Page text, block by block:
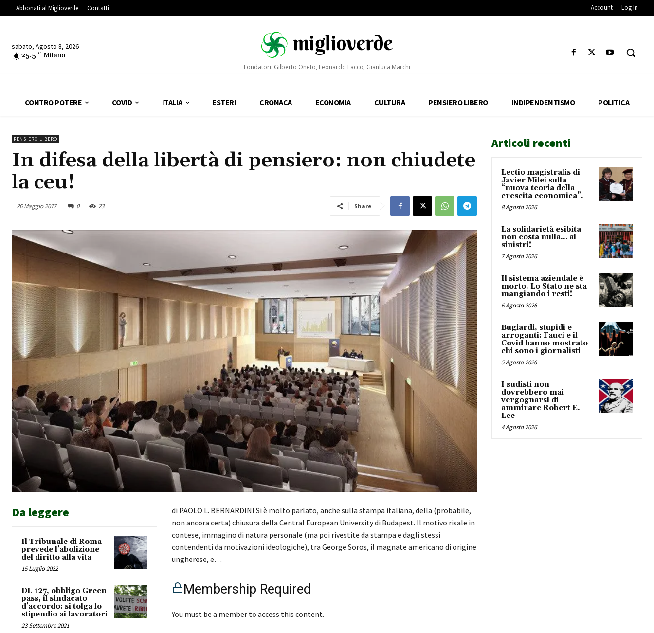
Abbonati al Miglioverde Contatti Account Log In
sabato, Agosto 8, 2026
25.5 C Milano
Fondatori: Gilberto Oneto, Leonardo Facco, Gianluca Marchi
CONTRO POTERE COVID ITALIA ESTERI CRONACA ECONOMIA CULTURA PENSIERO LIBERO INDIPENDENTISMO POLITICA
PENSIERO LIBERO
In difesa della libertà di pensiero: non chiudete
la ceu!
26 Maggio 2017 0 23 Share
Da leggere
Il Tribunale di Roma
prevede l’abolizione
del diritto alla vita
15 Luglio 2022
DL 127, obbligo Green
pass, il sindacato
d’accordo: si tolga lo
stipendio ai lavoratori
23 Settembre 2021
di PAOLO L. BERNARDINI Si è molto parlato, anche sulla stampa italiana, della (probabile,
non ancora certa) chiusura della Central European University di Budapest. Il motivo risale in
contese, immagino di natura personale (ma poi rivestite da stampa e dagli stessi
contendenti da motivazioni ideologiche), tra George Soros, il magnate americano di origine
ungherese, e…
Membership Required
You must be a member to access this content.
Articoli recenti
Lectio magistralis di
Javier Milei sulla
“nuova teoria della
crescita economica”.
8 Agosto 2026
La solidarietà esibita
non costa nulla… ai
sinistri!
7 Agosto 2026
Il sistema aziendale è
morto. Lo Stato ne sta
mangiando i resti!
6 Agosto 2026
Bugiardi, stupidi e
arroganti: Fauci e il
Covid hanno mostrato
chi sono i giornalisti
5 Agosto 2026
I sudisti non
dovrebbero mai
vergognarsi di
ammirare Robert E.
Lee
4 Agosto 2026